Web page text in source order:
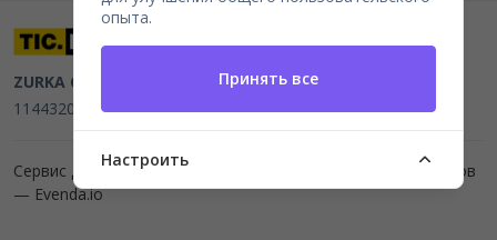
ZURKA CE BITI DOO Beograd, Kraljice Natalije 11
114432064, MB 22023195,mail@tic.rs, +381 63 173 3142
Сервис для организаторов мероприятий и продажи билетов
— Evenda.io
опыта.
Принять все
Настроить